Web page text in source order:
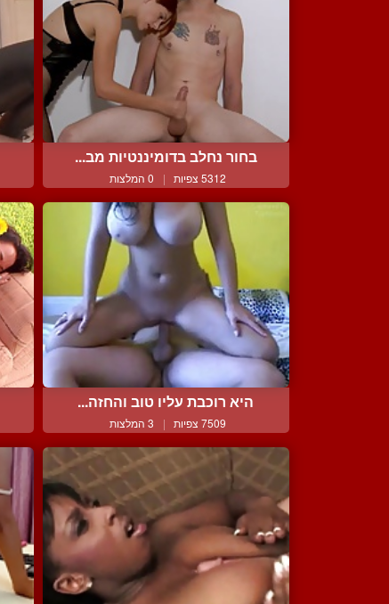
בחור נחלב בדומיננטיות מב...
5312 צפיות | 0 המלצות
היא רוכבת עליו טוב והחזה...
7509 צפיות | 3 המלצות